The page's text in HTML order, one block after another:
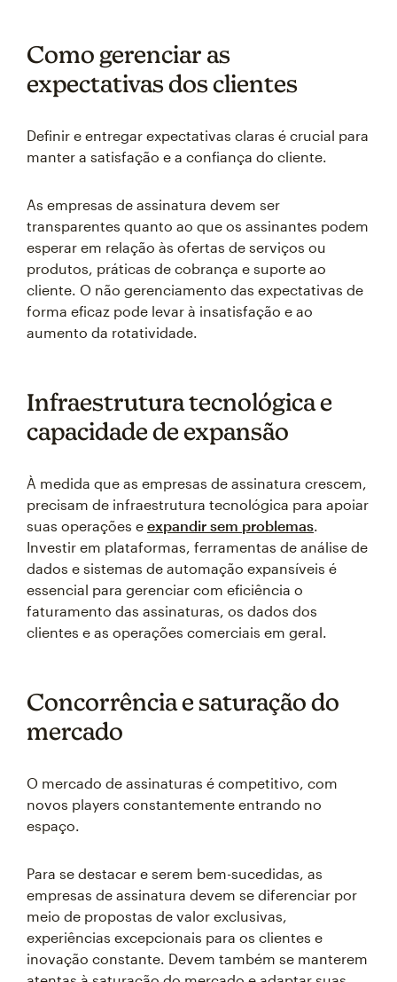
Como gerenciar as
expectativas dos clientes
Definir e entregar expectativas claras é crucial para
manter a satisfação e a confiança do cliente.
As empresas de assinatura devem ser
transparentes quanto ao que os assinantes podem
esperar em relação às ofertas de serviços ou
produtos, práticas de cobrança e suporte ao
cliente. O não gerenciamento das expectativas de
forma eficaz pode levar à insatisfação e ao
aumento da rotatividade.
Infraestrutura tecnológica e
capacidade de expansão
À medida que as empresas de assinatura crescem,
precisam de infraestrutura tecnológica para apoiar
suas operações e expandir sem problemas.
Investir em plataformas, ferramentas de análise de
dados e sistemas de automação expansíveis é
essencial para gerenciar com eficiência o
faturamento das assinaturas, os dados dos
clientes e as operações comerciais em geral.
Concorrência e saturação do
mercado
O mercado de assinaturas é competitivo, com
novos players constantemente entrando no
espaço.
Para se destacar e serem bem-sucedidas, as
empresas de assinatura devem se diferenciar por
meio de propostas de valor exclusivas,
experiências excepcionais para os clientes e
inovação constante. Devem também se manterem